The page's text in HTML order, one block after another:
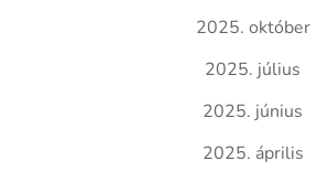
2025. október
2025. július
2025. június
2025. április